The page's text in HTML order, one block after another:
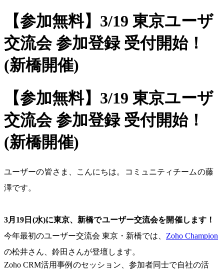
【参加無料】3/19 東京ユーザ
交流会 参加登録 受付開始！
(新橋開催)
【参加無料】3/19 東京ユーザ
交流会 参加登録 受付開始！
(新橋開催)
ユーザーの皆さま、こんにちは。コミュニティチームの藤
澤です。
3月19日(水)に東京、新橋でユーザー交流会を開催します！
今年最初のユーザー交流会 東京・新橋では、 Zoho Champion
の松井さん、鈴田さんが登壇します。
Zoho CRM活用事例のセッション、参加者同士で自社の活